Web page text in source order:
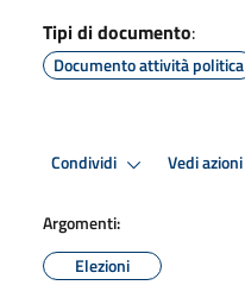
Tipi di documento:
Documento attività politica
Condividi Vedi azioni
Argomenti:
Elezioni